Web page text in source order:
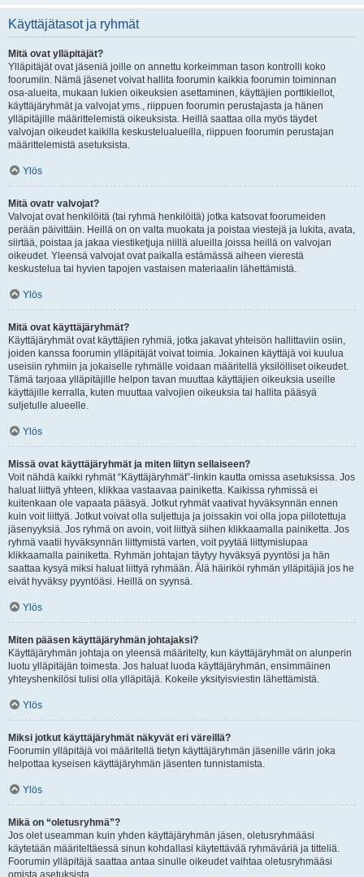
Käyttäjätasot ja ryhmät
Mitä ovat ylläpitäjät?
Ylläpitäjät ovat jäseniä joille on annettu korkeimman tason kontrolli koko
foorumiin. Nämä jäsenet voivat hallita foorumin kaikkia foorumin toiminnan
osa-alueita, mukaan lukien oikeuksien asettaminen, käyttäjien porttikiellot,
käyttäjäryhmät ja valvojat yms., riippuen foorumin perustajasta ja hänen
ylläpitäjille määrittelemistä oikeuksista. Heillä saattaa olla myös täydet
valvojan oikeudet kaikilla keskustelualueilla, riippuen foorumin perustajan
määrittelemistä asetuksista.
Ylös
Mitä ovatr valvojat?
Valvojat ovat henkilöitä (tai ryhmä henkilöitä) jotka katsovat foorumeiden
perään päivittäin. Heillä on on valta muokata ja poistaa viestejä ja lukita, avata,
siirtää, poistaa ja jakaa viestiketjuja niillä alueilla joissa heillä on valvojan
oikeudet. Yleensä valvojat ovat paikalla estämässä aiheen vierestä
keskustelua tai hyvien tapojen vastaisen materiaalin lähettämistä.
Ylös
Mitä ovat käyttäjäryhmät?
Käyttäjäryhmät ovat käyttäjien ryhmiä, jotka jakavat yhteisön hallittaviin osiin,
joiden kanssa foorumin ylläpitäjät voivat toimia. Jokainen käyttäjä voi kuulua
useisiin ryhmiin ja jokaiselle ryhmälle voidaan määritellä yksilölliset oikeudet.
Tämä tarjoaa ylläpitäjille helpon tavan muuttaa käyttäjien oikeuksia useille
käyttäjille kerralla, kuten muuttaa valvojien oikeuksia tai hallita pääsyä
suljetulle alueelle.
Ylös
Missä ovat käyttäjäryhmät ja miten liityn sellaiseen?
Voit nähdä kaikki ryhmät “Käyttäjäryhmät”-linkin kautta omissa asetuksissa. Jos
haluat liittyä yhteen, klikkaa vastaavaa painiketta. Kaikissa ryhmissä ei
kuitenkaan ole vapaata pääsyä. Jotkut ryhmät vaativat hyväksynnän ennen
kuin voit liittyä. Jotkut voivat olla suljettuja ja joissakin voi olla jopa piilotettuja
jäsenyyksiä. Jos ryhmä on avoin, voit liittyä siihen klikkaamalla painiketta. Jos
ryhmä vaatii hyväksynnän liittymistä varten, voit pyytää liittymislupaa
klikkaamalla painiketta. Ryhmän johtajan täytyy hyväksyä pyyntösi ja hän
saattaa kysyä miksi haluat liittyä ryhmään. Älä häiriköi ryhmän ylläpitäjiä jos he
eivät hyväksy pyyntöäsi. Heillä on syynsä.
Ylös
Miten pääsen käyttäjäryhmän johtajaksi?
Käyttäjäryhmän johtaja on yleensä määritelty, kun käyttäjäryhmät on alunperin
luotu ylläpitäjän toimesta. Jos haluat luoda käyttäjäryhmän, ensimmäinen
yhteyshenkilösi tulisi olla ylläpitäjä. Kokeile yksityisviestin lähettämistä.
Ylös
Miksi jotkut käyttäjäryhmät näkyvät eri väreillä?
Foorumin ylläpitäjä voi määritellä tietyn käyttäjäryhmän jäsenille värin joka
helpottaa kyseisen käyttäjäryhmän jäsenten tunnistamista.
Ylös
Mikä on “oletusryhmä”?
Jos olet useamman kuin yhden käyttäjäryhmän jäsen, oletusryhmääsi
käytetään määriteltäessä sinun kohdallasi käytettävää ryhmäväriä ja titteliä.
Foorumin ylläpitäjä saattaa antaa sinulle oikeudet vaihtaa oletusryhmääsi
omista asetuksista.